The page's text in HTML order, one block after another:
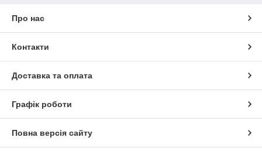
Про нас
Контакти
Доставка та оплата
Графік роботи
Повна версія сайту